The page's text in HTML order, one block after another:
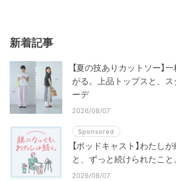
新着記事
【夏の技ありカットソー】
がる。上品トップスと、
ーデ
2026/08/07
Sponsored
【ポッドキャスト】わたし
と、ずっと続けられたこと
2026/08/07